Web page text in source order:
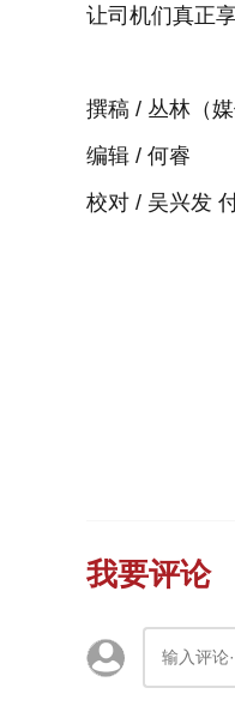
让司机们真正
撰稿 / 丛林（媒
编辑 / 何睿
校对 / 吴兴发
我要评论